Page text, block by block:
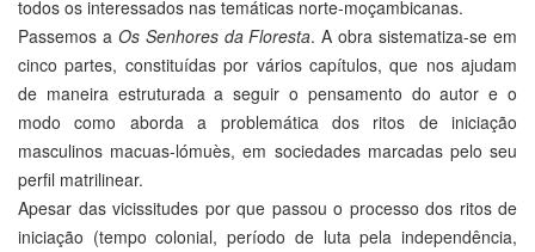
todos os interessados nas temáticas norte-moçambicanas.
Passemos a Os Senhores da Floresta. A obra sistematiza-se em
cinco partes, constituídas por vários capítulos, que nos ajudam
de maneira estruturada a seguir o pensamento do autor e o
modo como aborda a problemática dos ritos de iniciação
masculinos macuas-lómuès, em sociedades marcadas pelo seu
perfil matrilinear.
Apesar das vicissitudes por que passou o processo dos ritos de
iniciação (tempo colonial, período de luta pela independência,